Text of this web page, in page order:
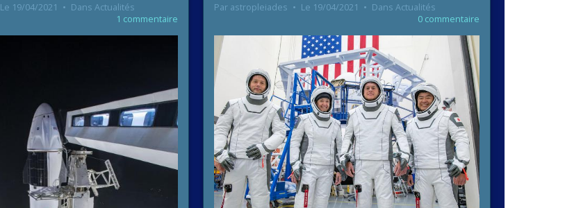
Le 19/04/2021 Dans Actualités
1 commentaire
Par astropleiades Le 19/04/2021 DansActualités
0 commentaire